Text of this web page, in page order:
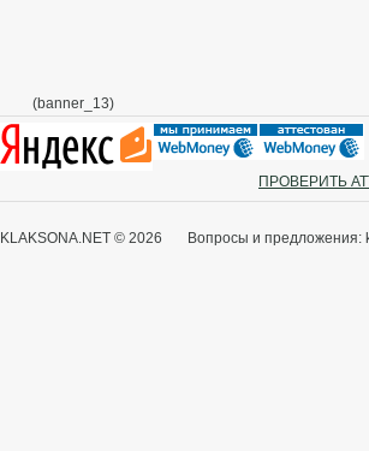
(banner_13)
ПРОВЕРИТЬ
KLAKSONA.NET © 2026 Вопросы и предложения: